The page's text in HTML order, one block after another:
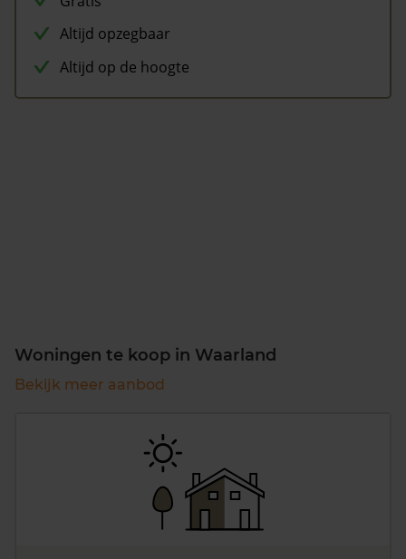
Altijd opzegbaar
Altijd op de hoogte
Woningen te koop in Waarland
Bekijk meer aanbod